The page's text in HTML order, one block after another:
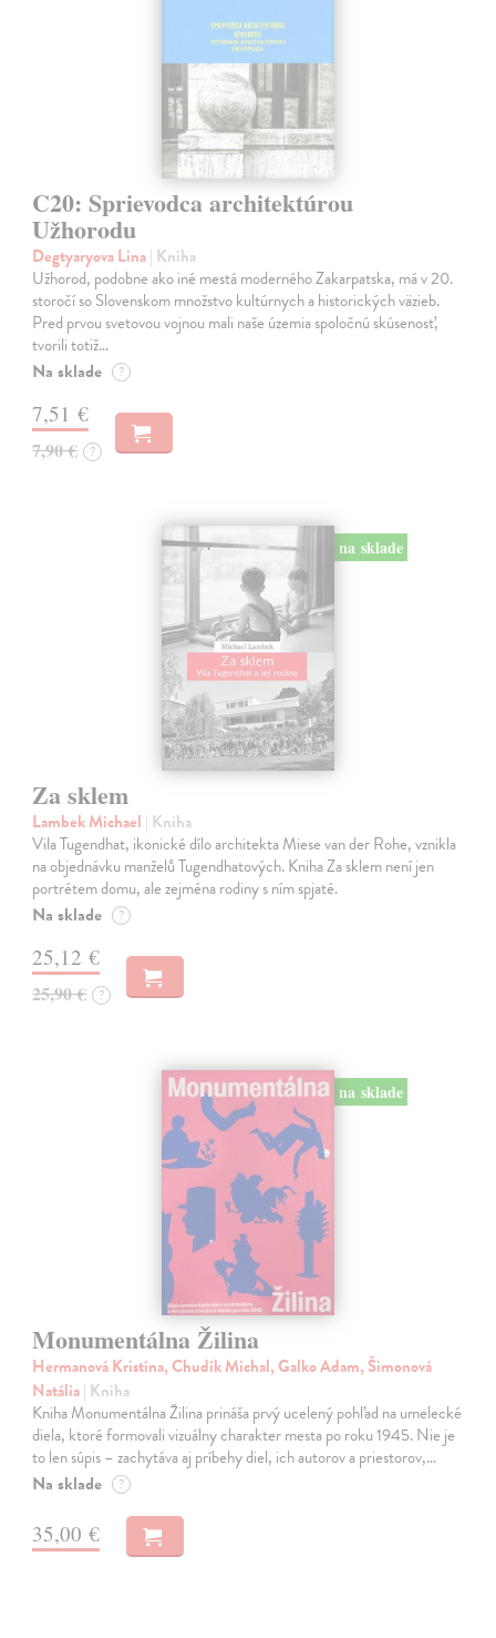
C20: Sprievodca architektúrou
Užhorodu
Degtyaryova Lina| Kniha
Užhorod, podobne ako iné mestá moderného Zakarpatska, má v 20.
storočí so Slovenskom množstvo kultúrnych a historických väzieb.
Pred prvou svetovou vojnou mali naše územia spoločnú skúsenosť,
tvorili totiž…
Na sklade ?
7,51 €
7,90 € ?
na sklade
Za sklem
Lambek Michael | Kniha
Vila Tugendhat, ikonické dílo architekta Miese van der Rohe, vznikla
na objednávku manželů Tugendhatových. Kniha Za sklem není jen
portrétem domu, ale zejména rodiny s ním spjaté.
Na sklade ?
25,12 €
25,90 € ?
na sklade
Monumentálna Žilina
Hermanová Kristína, Chudík Michal, Galko Adam, Šimonová
Natália| Kniha
Kniha Monumentálna Žilina prináša prvý ucelený pohľad na umelecké
diela, ktoré formovali vizuálny charakter mesta po roku 1945. Nie je
to len súpis – zachytáva aj príbehy diel, ich autorov a priestorov,…
Na sklade ?
35,00 €